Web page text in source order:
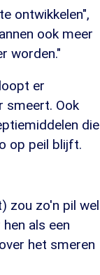
ontwikkelen",
ook meer
worden."
er
smeert. Ook
die
op peil blijft.
zou zo'n pil wel
als een
het smeren